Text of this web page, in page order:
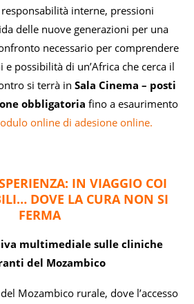
responsabilità interne, pressioni
delle nuove generazioni per una
necessario per comprendere
possibilità di un’Africa che cerca il
si terrà in Sala Cinema – posti
obbligatoria fino a esaurimento
online di adesione online.
IN VIAGGIO COI
DOVE LA CURA NON SI
FERMA
multimediale sulle cliniche
del Mozambico
Mozambico rurale, dove l’accesso